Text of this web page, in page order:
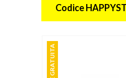
Codice